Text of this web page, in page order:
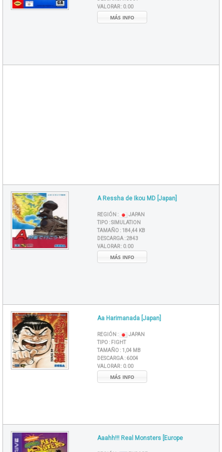
VALORAR : 0.00
MÁS INFO
A Ressha de Ikou MD [Japan]
REGIÓN :
JAPAN
TIPO :SIMULATION
TAMAÑO : 184,44 KB
DESCARGA :2843
VALORAR : 0.00
MÁS INFO
Aa Harimanada [Japan]
REGIÓN :
JAPAN
TIPO : FIGHT
TAMAÑO : 1,04 MB
DESCARGA : 6004
VALORAR : 0.00
MÁS INFO
Aaahh!!! Real Monsters [Europe